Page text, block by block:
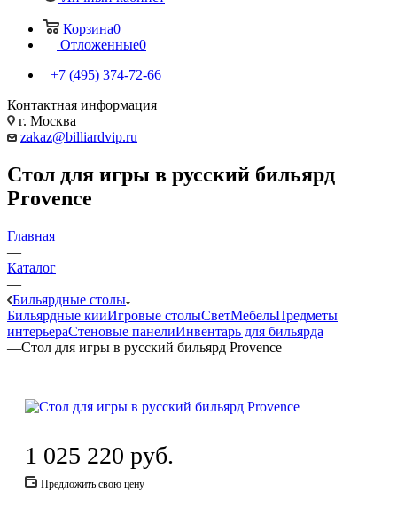
Корзина0
Отложенные0
+7 (495) 374-72-66
Контактная информация
г. Москва
zakaz@billiardvip.ru
Стол для игры в русский бильярд
Provence
Главная
—
Каталог
—
Бильярдные столы
Бильярдные кииИгровые столыСветМебельПредметы
интерьераСтеновые панелиИнвентарь для бильярда
—Стол для игры в русский бильярд Provence
1 025 220 руб.
Предложить свою цену